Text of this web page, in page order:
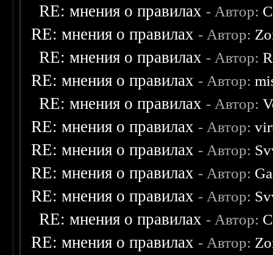
RE: мнения о правилах - Автор:
RE: мнения о правилах - Автор:
RE: мнения о правилах - Автор:
RE: мнения о правилах - Автор:
RE: мнения о правилах - Автор:
RE: мнения о правилах - Автор:
RE: мнения о правилах - Автор:
RE: мнения о правилах - Автор:
RE: мнения о правилах - Автор:
RE: мнения о правилах - Автор:
RE: мнения о правилах - Автор: